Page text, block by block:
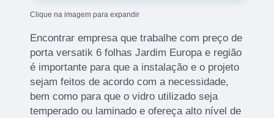
Clique na imagem para expandir
Encontrar empresa que trabalhe com preço de
porta versatik 6 folhas Jardim Europa e região
é importante para que a instalação e o projeto
sejam feitos de acordo com a necessidade,
bem como para que o vidro utilizado seja
temperado ou laminado e ofereça alto nível de